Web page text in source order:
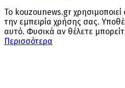
Το kouzounews.gr χρησιμοποιεί
την εμπειρία χρήσης σας.
αυτό. Φυσικά αν θέλετε
Περισσότερα